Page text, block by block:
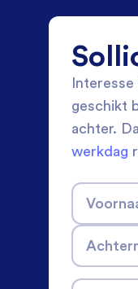
geschikt
achter.
werkdag